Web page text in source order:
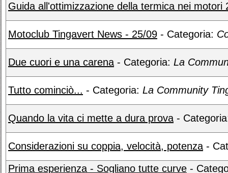
Guida all'ottimizzazione della termica nei motori
Motoclub Tingavert News - 25/09 - Categoria:
Due cuori e una carena - Categoria: La
Tutto cominciò... - Categoria: La Community
Quando la vita ci mette a dura prova -
Considerazioni su coppia, velocità, potenza -
Prima esperienza - Sogliano tutte curve -